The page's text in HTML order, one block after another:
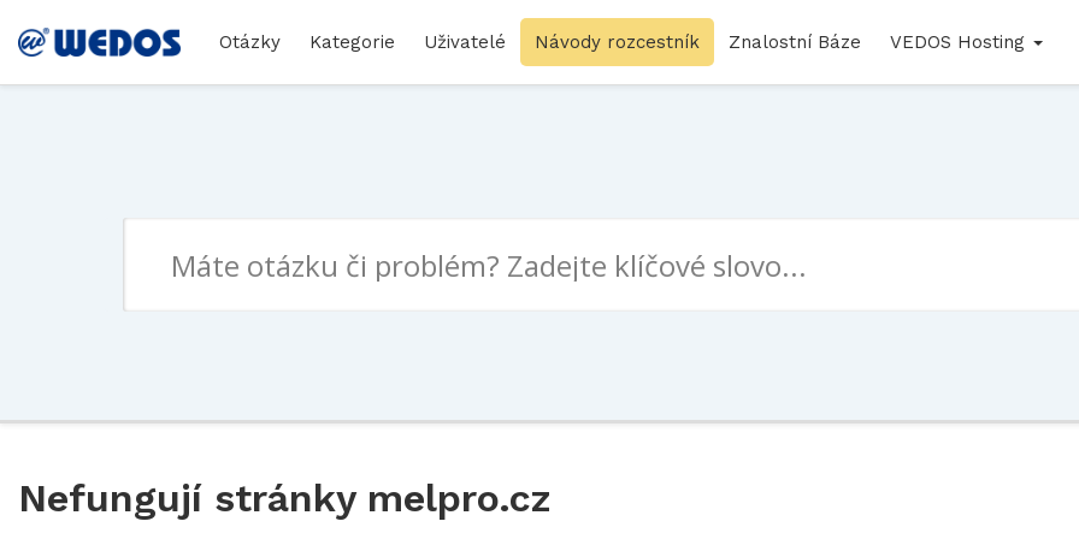
Otázky Kategorie Uživatelé Návody rozcestník Znalostní Báze VEDOS Hosting
Nefungují stránky melpro.cz